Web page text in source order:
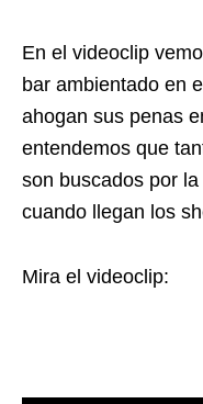
En el videoclip
bar ambientado en
ahogan sus penas
entendemos que
son buscados por
cuando llegan los
Mira el videoclip: